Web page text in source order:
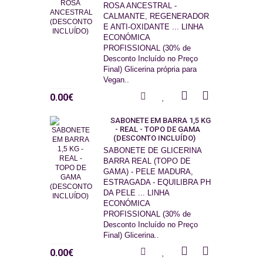
ROSA ANCESTRAL -
CALMANTE, REGENERADOR
E ANTI-OXIDANTE ... LINHA
ECONÓMICA
PROFISSIONAL (30% de
Desconto Incluído no Preço
Final) Glicerina própria para
Vegan..
0.00€
SABONETE EM BARRA 1,5 KG
- REAL - TOPO DE GAMA
(DESCONTO INCLUÍDO)
SABONETE DE GLICERINA
BARRA REAL (TOPO DE
GAMA) - PELE MADURA,
ESTRAGADA - EQUILIBRA PH
DA PELE ... LINHA
ECONÓMICA
PROFISSIONAL (30% de
Desconto Incluído no Preço
Final) Glicerina..
0.00€